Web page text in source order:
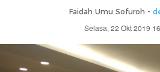
Faidah Umu Sofuroh -
Selasa, 22 Okt 2019